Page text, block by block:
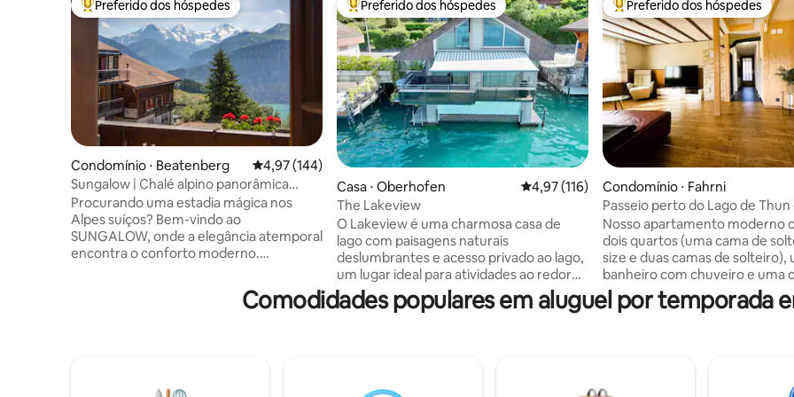
Entre os melhores preferidos dos hóspedes
Preferido dos hóspedes
Condomínio ⋅ Beatenberg 4,97 de uma avaliação média de 5, 144 avaliações
4,97 (144)
Sungalow | Chalé alpino panorâmica
vintage-chique
Procurando uma estadia mágica nos
Alpes suíços? Bem-vindo ao
SUNGALOW, onde a elegância atemporal
encontra o conforto moderno.
desfrute de uma cozinha gourmet
totalmente equipada, espaços de estar
Interlaken e da estação de Beatenberg.
Entre os melhores preferidos dos hóspedes
Preferido dos hóspedes
Casa ⋅ Oberhofen 4,97 de uma avaliação média de 5, 116
4,97 (116)
The Lakeview
O Lakeview é uma charmosa casa de
lago com paisagens naturais
deslumbrantes e acesso privado ao lago,
um lugar ideal para atividades ao redor
do lago. A casa mobilada com carinho e
alta qualidade está localizada
pessoas que procuram recreação por
Entre os melhores preferidos
Preferido dos hóspedes
Condomínio ⋅ Fahrni
Passeio perto do Lago de Thun
região de Emmental
Nosso apartamento moderno
dois quartos (uma cama de
size e duas camas de solteiro),
banheiro com chuveiro e uma
totalmente equipada. Wi-Fi,
duas varandas e uma área de
com acesso sem chave (código
Compras e uma padaria ficam
Comodidades populares em aluguel por temporada